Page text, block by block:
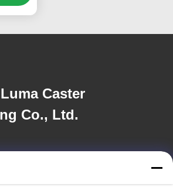
Caster
Co., Ltd.